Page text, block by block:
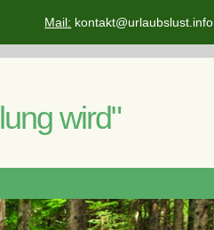
Mail: kontakt@urlaubslust.info
wird"